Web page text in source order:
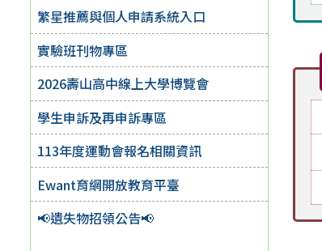
繁星推薦與個人申請系統入口
實驗班刊物專區
2026壽山高中線上大學博覽會
學生申訴及再申訴專區
113年度運動會報名相關資訊
Ewant育網開放教育平臺
📢遺失物招領公告📢